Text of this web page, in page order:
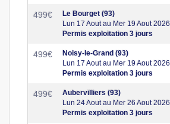
499€
Le Bourget (93)
Lun 17 Aout au Mer 19 Aout 2026
Permis exploitation 3 jours
499€
Noisy-le-Grand (93)
Lun 17 Aout au Mer 19 Aout 2026
Permis exploitation 3 jours
499€
Aubervilliers (93)
Lun 24 Aout au Mer 26 Aout 2026
Permis exploitation 3 jours